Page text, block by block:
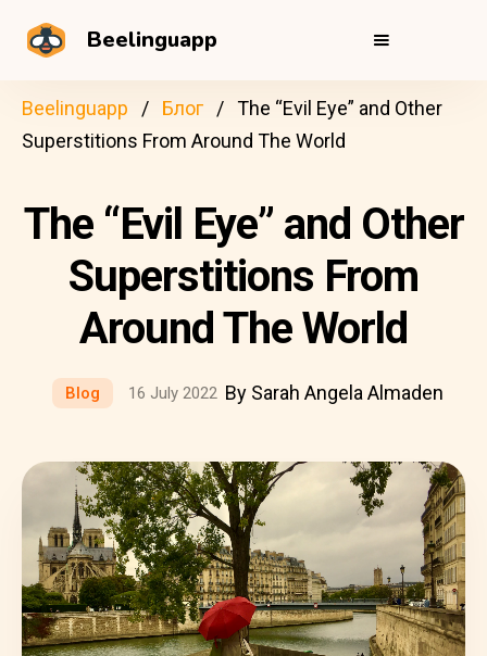
Beelinguapp
Beelinguapp Блог
The “Evil Eye” and Other
Superstitions From Around The World
The “Evil Eye” and Other
Superstitions From
Around The World
Blog 16 July 2022 By Sarah Angela Almaden